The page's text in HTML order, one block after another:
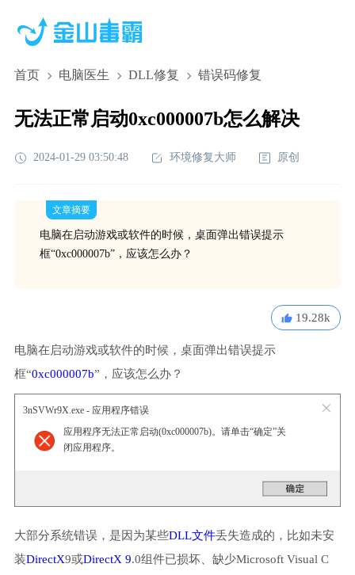
首页 电脑医生 DLL修复 错误码修复
无法正常启动0xc000007b怎么解决
2024-01-29 03:50:48 环境修复大师 原创
文章摘要
电脑在启动游戏或软件的时候，桌面弹出错误提示
框“0xc000007b”，应该怎么办？
19.28k
电脑在启动游戏或软件的时候，桌面弹出错误提示
框“0xc000007b”，应该怎么办？
3nSVWr9X.exe - 应用程序错误
应用程序无法正常启动(0xc000007b)。请单击“确定”关
闭应用程序。
大部分系统错误，是因为某些DLL文件丢失造成的，比如未安
装DirectX9或DirectX 9.0组件已损坏、缺少Microsoft Visual C